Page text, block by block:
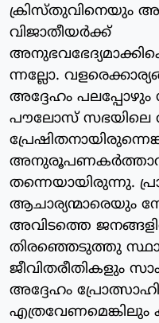
ക്രിസ്തുവിനെയും
വിജാതീയര്‍ക്ക്
ന്നല്ലോ.
അദ്ദേഹം പലപ്പോഴും
പൗലോസ് സഭയിലെ
തന്നെയായിരുന്നു.
ആചാര്യന്മാരെയും
അവിടത്തെ
തിരഞ്ഞെടുത്തു
ജീവിതരീതികളും
അദ്ദേഹം
എത്രവേണമെങ്കിലും